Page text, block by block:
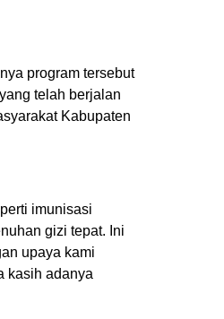
program tersebut
telah berjalan
Kabupaten
imunisasi
gizi tepat. Ini
upaya kami
kasih adanya